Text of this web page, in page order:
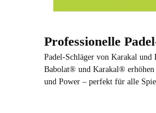
Professionelle
Padel-Schläger von Karakal und
Babolat® und Karakal® erhöhen
und Power – perfekt für alle